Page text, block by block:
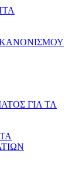
ΓΙΑ ΤΑ